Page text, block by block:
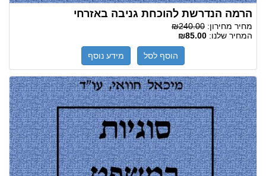
הרמה הנדרשת להוכחת גניבה באזרחי
מחיר מחירון: ₪240.00
המחיר שלנו: ₪85.00
הוסף לסל מידע נוסף